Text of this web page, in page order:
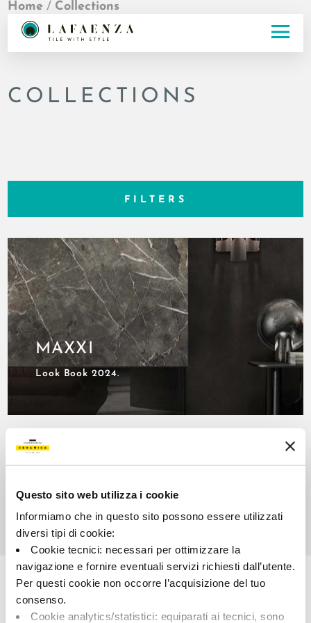
Questo sito web utilizza i cookie
Informiamo che in questo sito possono essere utilizzati
diversi tipi di cookie:
Cookie tecnici: necessari per ottimizzare la
navigazione e fornire eventuali servizi richiesti dall’utente.
Per questi cookie non occorre l’acquisizione del tuo
consenso.
Cookie analytics/statistici: equiparati ai tecnici, sono
Home / Collections
COLLECTIONS
FILTERS
MAXXI
Look Book 2024.